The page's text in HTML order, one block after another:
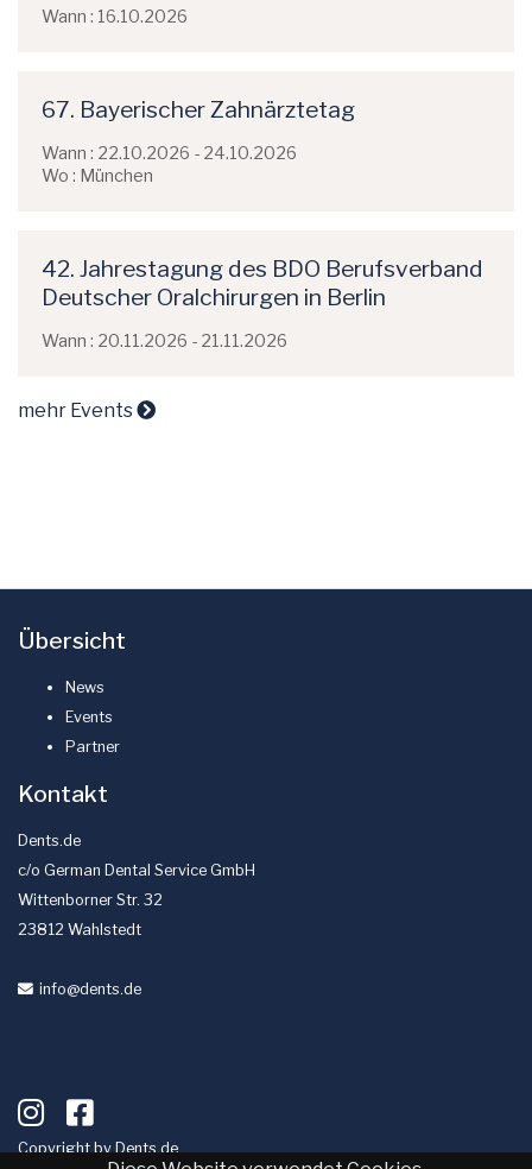
Wann : 16.10.2026
67. Bayerischer Zahnärztetag
Wann : 22.10.2026 - 24.10.2026
Wo : München
42. Jahrestagung des BDO Berufsverband
Deutscher Oralchirurgen in Berlin
Wann : 20.11.2026 - 21.11.2026
mehr Events
Übersicht
News
Events
Partner
Kontakt
Dents.de
c/o German Dental Service GmbH
Wittenborner Str. 32
23812 Wahlstedt
info@dents.de
Copyright byDents.de